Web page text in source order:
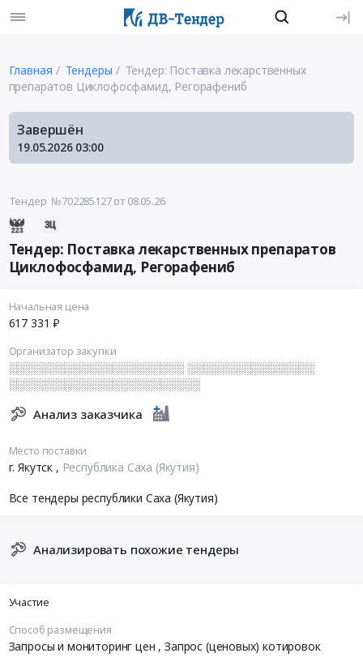
Главная Тендеры
Тендер: Поставка лекарственных
препаратов Циклофосфамид, Регорафениб
Завершён
19.05.2026 03:00
Тендер №702285127от 08.05.26
Тендер: Поставка лекарственных препаратов
Циклофосфамид, Регорафениб
Начальная цена
617 331 ₽
Организатор закупки
░░░░░░░░░░░░░░░░░░░░░░ ░░░░░░░░░░░░░░░░
░░░░░░░░░░░░░░░░░░░░░░░░
Анализ заказчика
Место поставки
г. Якутск , Республика Саха (Якутия)
Все тендеры республики Саха (Якутия)
Анализировать похожие тендеры
Участие
Способ размещения
Запросы и мониторинг цен , Запрос (ценовых) котировок